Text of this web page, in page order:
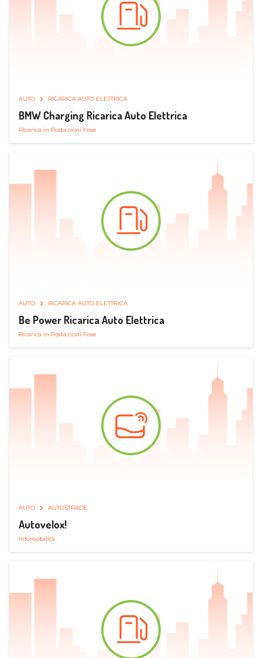
AUTO RICARICA AUTO ELETTRICA
BMW Charging Ricarica Auto Elettrica
Ricarica in Postazioni Fisse
AUTO RICARICA AUTO ELETTRICA
Be Power Ricarica Auto Elettrica
Ricarica in Postazioni Fisse
AUTO AUTOSTRADE
Autovelox!
Infomobilità